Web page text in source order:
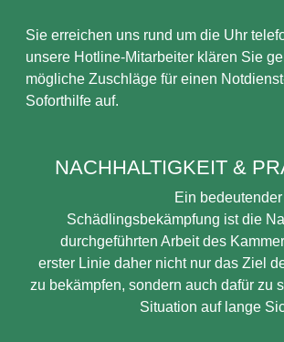
Sie erreichen uns rund um die Uhr
unsere Hotline-Mitarbeiter klären Sie
mögliche Zuschläge für einen
Soforthilfe auf.
NACHHALTIGKEIT &
Ein
Schädlingsbekämpfung ist die
durchgeführten Arbeit des
erster Linie daher nicht nur das Ziel
zu bekämpfen, sondern auch dafür zu
Situation auf lange